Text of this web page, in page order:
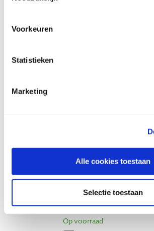
Voorkeuren
Statistieken
Marketing
Alle cookies toestaan
Selectie toestaan
Pfeil 14-12 rechte guts,
snede 20 mm
Artikelnummer: 13489
€ 78,85 incl. btw
€ 65,17 excl. btw
Op voorraad